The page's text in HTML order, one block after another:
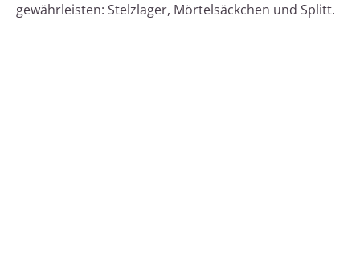
gewährleisten: Stelzlager, Mörtelsäckchen und Splitt.